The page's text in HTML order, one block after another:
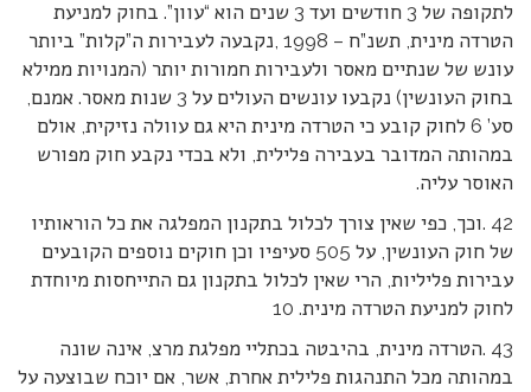
לתקופה של 3 חודשים ועד 3 שנים הוא “עוון”. בחוק למניעת
הטרדה מינית, תשנ”ח – 1998 ,נקבעה לעבירות ה”קלות” ביותר
עונש של שנתיים מאסר ולעבירות חמורות יותר (המנויות ממילא
בחוק העונשין) נקבעו עונשים העולים על 3 שנות מאסר. אמנם,
סע’ 6 לחוק קובע כי הטרדה מינית היא גם עוולה נזיקית, אולם
במהותה המדובר בעבירה פלילית, ולא בכדי נקבע חוק מפורש
האוסר עליה.
42 .וכך, כפי שאין צורך לכלול בתקנון המפלגה את כל הוראותיו
של חוק העונשין, על 505 סעיפיו וכן חוקים נוספים הקובעים
עבירות פליליות, הרי שאין לכלול בתקנון גם התייחסות מיוחדת
לחוק למניעת הטרדה מינית. 10
43 .הטרדה מינית, בהיבטה בכתליי מפלגת מרצ, אינה שונה
במהותה מכל התנהגות פלילית אחרת, אשר, אם יוכח שבוצעה על